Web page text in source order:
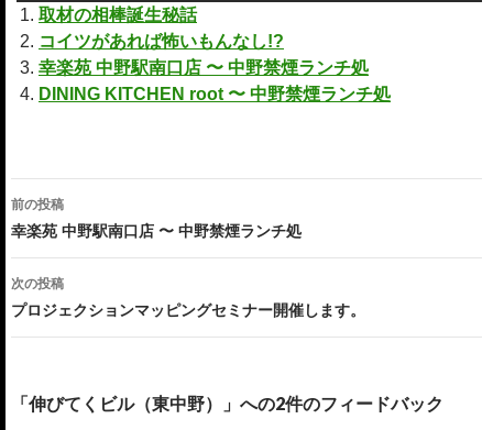
取材の相棒誕生秘話
コイツがあれば怖いもんなし!?
幸楽苑 中野駅南口店 〜 中野禁煙ランチ処
DINING KITCHEN root 〜 中野禁煙ランチ処
投
稿
ナ
ビ
ー
前の投稿
幸楽苑 中野駅南口店 〜 中野禁煙ランチ処
次の投稿
プロジェクションマッピングセミナー開催します。
「伸びてくビル（東中野）」への2件のフィードバック